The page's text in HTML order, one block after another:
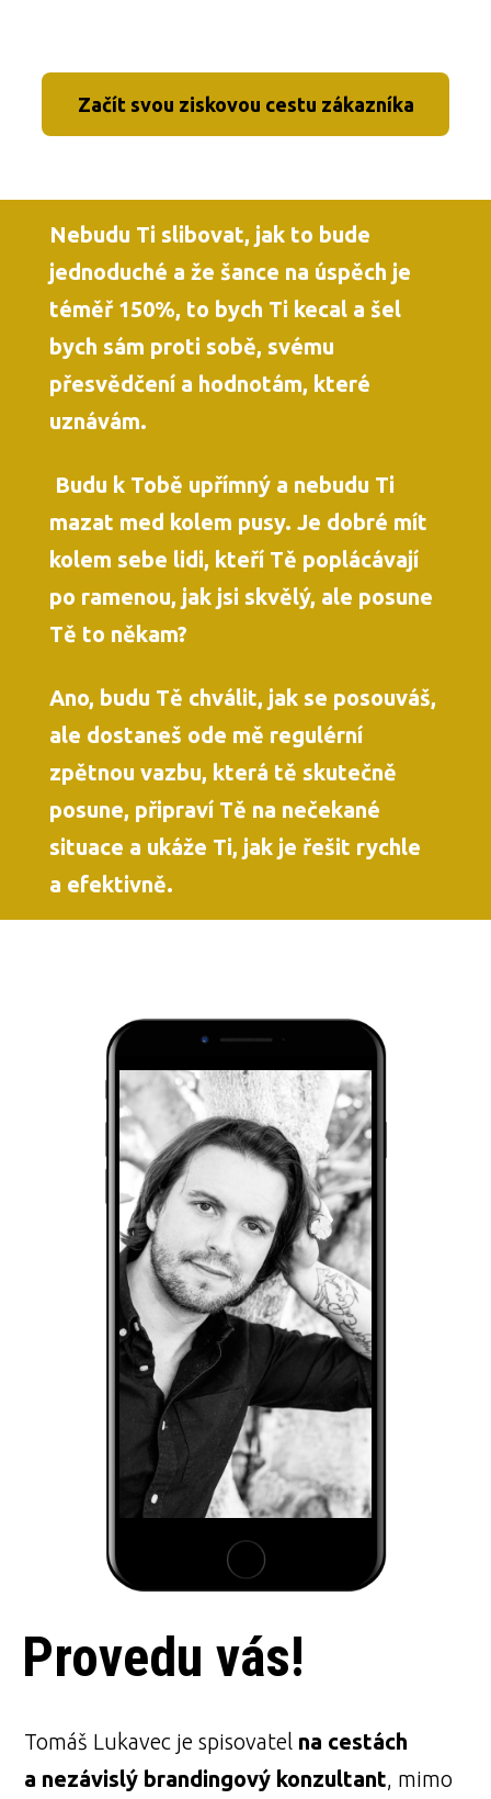
Začít svou ziskovou cestu zákazníka
Nebudu Ti slibovat, jak to bude
jednoduché a že šance na úspěch je
téměř 150%, to bych Ti kecal a šel
bych sám proti sobě, svému
přesvědčení a hodnotám, které
uznávám.
Budu k Tobě upřímný a nebudu Ti
mazat med kolem pusy. Je dobré mít
kolem sebe lidi, kteří Tě poplácávají
po ramenou, jak jsi skvělý, ale posune
Tě to někam?
Ano, budu Tě chválit, jak se posouváš,
ale dostaneš ode mě regulérní
zpětnou vazbu, která tě skutečně
posune, připraví Tě na nečekané
situace a ukáže Ti, jak je řešit rychle
a efektivně.
Provedu vás!
Tomáš Lukavec je spisovatel na cestách
a nezávislý brandingový konzultant, mimo